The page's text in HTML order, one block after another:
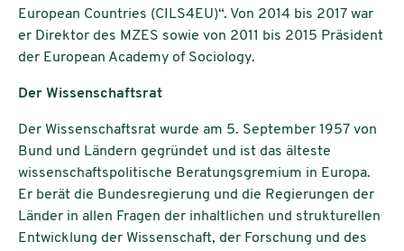
European Countries (CILS4EU)“. Von 2014 bis 2017 war
er Direktor des MZES sowie von 2011 bis 2015 Präsident
der European Academy of Sociology.
Der Wissenschaftsrat
Der Wissenschaftsrat wurde am 5. September 1957 von
Bund und Ländern gegründet und ist das älteste
wissenschaftspolitische Beratungsgremium in Europa.
Er berät die Bundesregierung und die Regierungen der
Länder in allen Fragen der inhaltlichen und strukturellen
Entwicklung der Wissenschaft, der Forschung und des